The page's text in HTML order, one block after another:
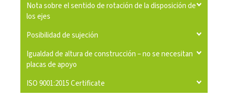
Nota sobre el sentido de rotación de la disposición de
los ejes
Posibilidad de sujeción
Igualdad de altura de construcción – no se necesitan
placas de apoyo
ISO 9001:2015 Certificate